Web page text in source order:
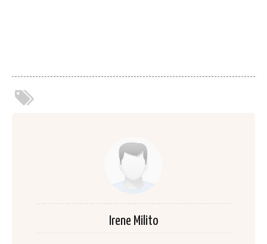
Irene Milito